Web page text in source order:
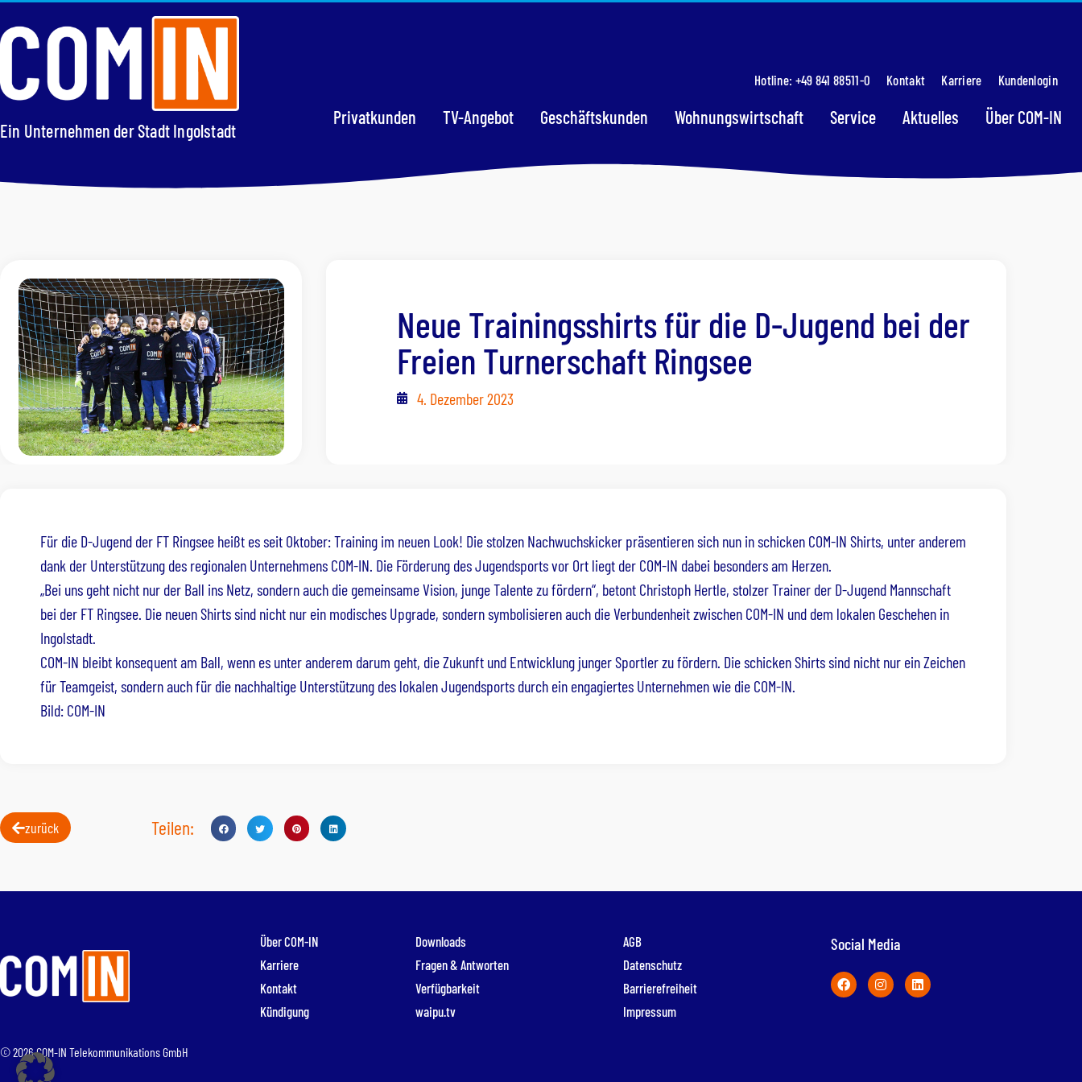
Ein Unternehmen der Stadt Ingolstadt
Hotline: +49 841 88511-0 Kontakt Karriere Kundenlogin
Privatkunden TV-Angebot Geschäftskunden Wohnungswirtschaft Service Aktuelles Über COM-IN
Neue Trainingsshirts für die D-Jugend bei der
Freien Turnerschaft Ringsee
4. Dezember 2023
Für die D-Jugend der FT Ringsee heißt es seit Oktober: Training im neuen Look! Die stolzen Nachwuchskicker präsentieren sich nun in schicken COM-IN Shirts, unter anderem
dank der Unterstützung des regionalen Unternehmens COM-IN. Die Förderung des Jugendsports vor Ort liegt der COM-IN dabei besonders am Herzen.
„Bei uns geht nicht nur der Ball ins Netz, sondern auch die gemeinsame Vision, junge Talente zu fördern“, betont Christoph Hertle, stolzer Trainer der D-Jugend Mannschaft
bei der FT Ringsee. Die neuen Shirts sind nicht nur ein modisches Upgrade, sondern symbolisieren auch die Verbundenheit zwischen COM-IN und dem lokalen Geschehen in
Ingolstadt.
COM-IN bleibt konsequent am Ball, wenn es unter anderem darum geht, die Zukunft und Entwicklung junger Sportler zu fördern. Die schicken Shirts sind nicht nur ein Zeichen
für Teamgeist, sondern auch für die nachhaltige Unterstützung des lokalen Jugendsports durch ein engagiertes Unternehmen wie die COM-IN.
Bild: COM-IN
zurück Teilen:
Über COM-IN
Karriere
Kontakt
Kündigung
Downloads
Fragen & Antworten
Verfügbarkeit
waipu.tv
AGB
Datenschutz
Barrierefreiheit
Impressum
Social Media
© 2026 COM-IN Telekommunikations GmbH